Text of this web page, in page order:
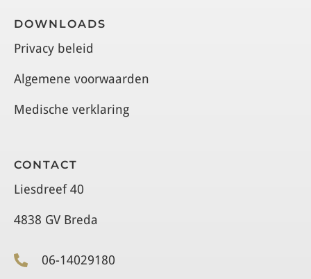
DOWNLOADS
Privacy beleid
Algemene voorwaarden
Medische verklaring
CONTACT
Liesdreef 40
4838 GV Breda
06-14029180